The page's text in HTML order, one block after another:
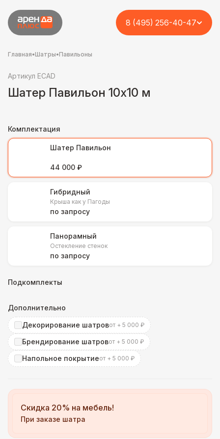
8 (495) 256-40-47
Главная•Шатры•Павильоны
Артикул ECAD
Шатер Павильон 10x10 м
Комплектация
Шатер Павильон
44 000 ₽
Гибридный
Крыша как у Пагоды
по запросу
Панорамный
Остекление стенок
по запросу
Подкомплекты
Дополнительно
Декорирование шатровот + 5 000 ₽
Брендирование шатровот + 5 000 ₽
Напольное покрытиеот + 5 000 ₽
Скидка 20% на мебель!
При заказе шатра